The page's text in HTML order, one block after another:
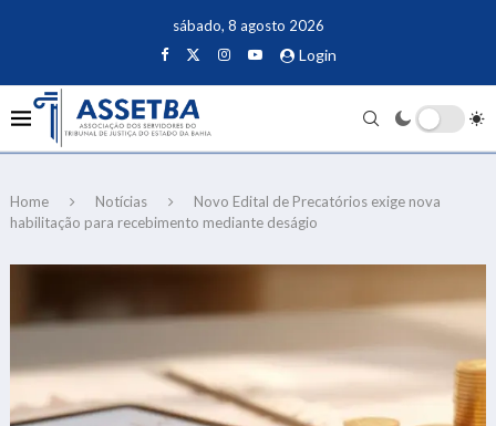
sábado, 8 agosto 2026
Login
Home Notícias
Novo Edital de Precatórios exige nova
habilitação para recebimento mediante deságio